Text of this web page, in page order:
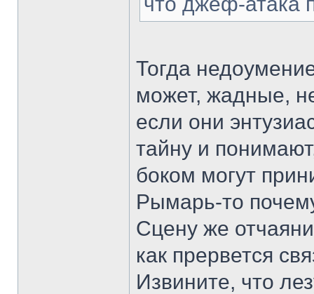
Тогда
может, жадные,
если они
тайну и
боком могут
Рымарь-то
Сцену же
как прервется
Извините, что